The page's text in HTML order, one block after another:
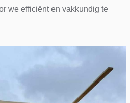
we efficiënt en vakkundig te